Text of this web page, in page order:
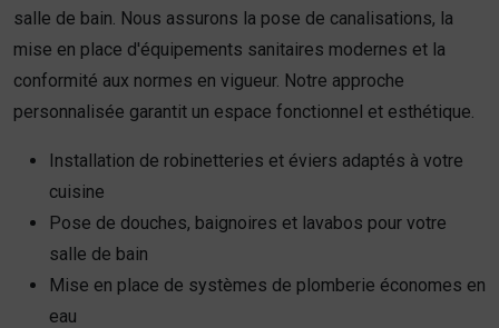
salle de bain. Nous assurons la pose de canalisations, la
mise en place d'équipements sanitaires modernes et la
conformité aux normes en vigueur. Notre approche
personnalisée garantit un espace fonctionnel et esthétique.
Installation de robinetteries et éviers adaptés à votre
cuisine
Pose de douches, baignoires et lavabos pour votre
salle de bain
Mise en place de systèmes de plomberie économes en
eau